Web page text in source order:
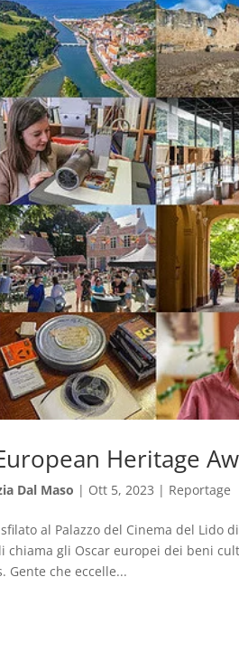
Heritage
Dal Maso | Ott 5, 2023 | Reportage
al Palazzo del Cinema del Lido
li chiama gli Oscar europei dei beni
Gente che eccelle...